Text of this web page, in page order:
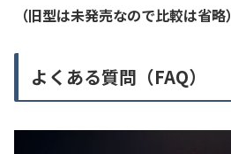
（旧型は未発売なので比較は省略）
よくある質問（FAQ）